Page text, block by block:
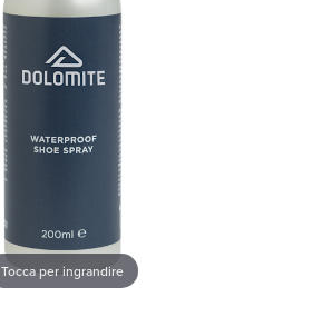
Tocca per ingrandire